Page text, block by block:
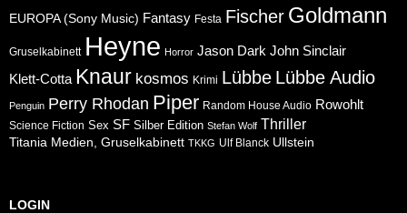
EUROPA (Sony Music) Fantasy Festa Fischer Goldmann
Gruselkabinett Heyne Horror Jason Dark John Sinclair
Klett-Cotta Knaur kosmos Krimi Lübbe Lübbe Audio
Penguin Perry Rhodan Piper Random House Audio Rowohlt
Science Fiction Sex SF Silber Edition Stefan Wolf Thriller
Titania Medien, Gruselkabinett TKKG Ulf Blanck Ullstein
LOGIN